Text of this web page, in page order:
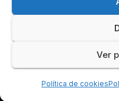
Ver
Política de cookies